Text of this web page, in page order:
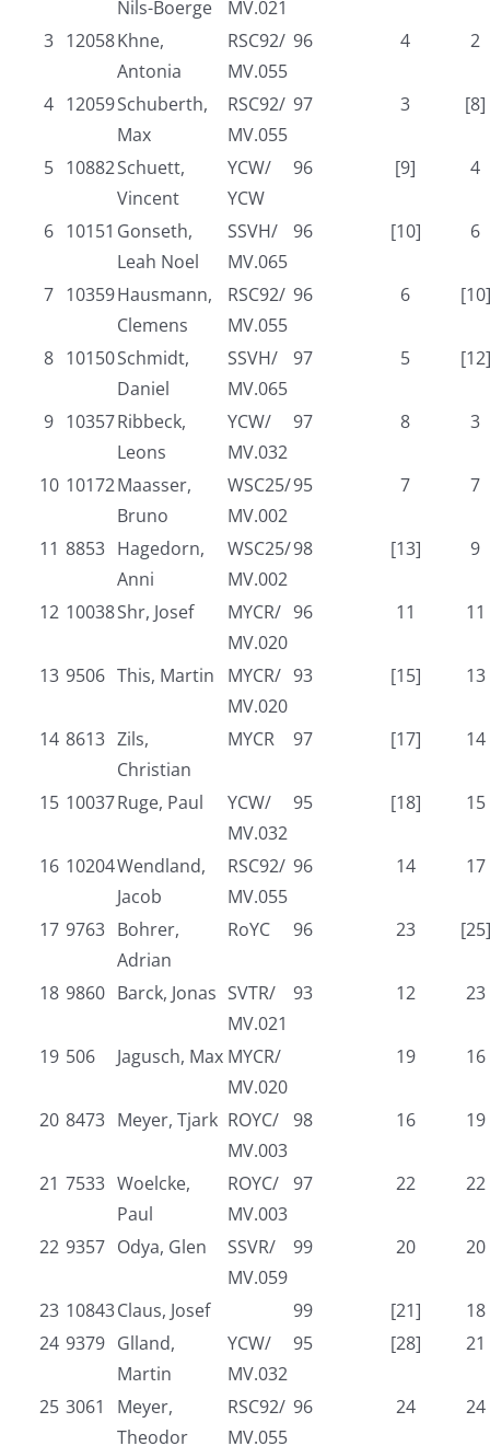
Nils-Boerge
MV.021
3 12058Khne,
Antonia
RSC92/
MV.055
96 4 2
4 12059Schuberth,
Max
RSC92/
MV.055
97 3 [8]
5 10882Schuett,
Vincent
YCW/
YCW
96 [9] 4
6 10151 Gonseth,
Leah Noel
SSVH/
MV.065
96 [10] 6
7 10359Hausmann,
Clemens
RSC92/
MV.055
96 6 [10]
8 10150Schmidt,
Daniel
SSVH/
MV.065
97 5 [12]
9 10357Ribbeck,
Leons
YCW/
MV.032
97 8 3
10 10172Maasser,
Bruno
WSC25/
MV.002
95 7 7
11 8853 Hagedorn,
Anni
WSC25/
MV.002
98 [13] 9
12 10038Shr, Josef
MYCR/
MV.020
96 11 11
13 9506 This, Martin
MYCR/
MV.020
93 [15] 13
14 8613 Zils,
Christian
MYCR 97 [17] 14
15 10037Ruge, Paul
YCW/
MV.032
95 [18] 15
16 10204Wendland,
Jacob
RSC92/
MV.055
96 14 17
17 9763 Bohrer,
Adrian
RoYC 96 23 [25]
18 9860 Barck, Jonas SVTR/
MV.021
93 12 23
19 506 Jagusch, Max MYCR/
MV.020
19 16
20 8473 Meyer, Tjark ROYC/
MV.003
98 16 19
21 7533 Woelcke,
Paul
ROYC/
MV.003
97 22 22
22 9357 Odya, Glen
SSVR/
MV.059
99 20 20
23 10843Claus, Josef 99 [21]
18
24 9379 Glland,
Martin
YCW/
MV.032
95 [28] 21
25 3061
Meyer,
Theodor
RSC92/
MV.055
96 24 24